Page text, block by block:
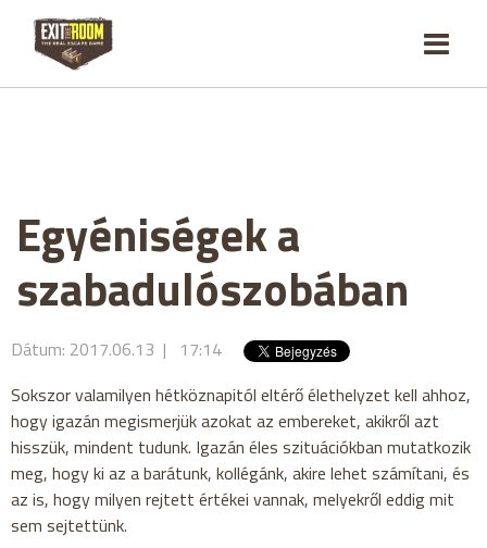
Egyéniségek a
szabadulószobában
Dátum: 2017.06.13 | 17:14
Sokszor valamilyen hétköznapitól eltérő élethelyzet kell ahhoz,
hogy igazán megismerjük azokat az embereket, akikről azt
hisszük, mindent tudunk. Igazán éles szituációkban mutatkozik
meg, hogy ki az a barátunk, kollégánk, akire lehet számítani, és
az is, hogy milyen rejtett értékei vannak, melyekről eddig mit
sem sejtettünk.